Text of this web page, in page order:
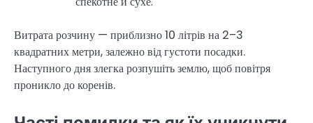
Витрата розчину — приблизно 10 літрів на 2–3
квадратних метри, залежно від густоти посадки.
Наступного дня злегка розпушіть землю, щоб повітря
проникло до коренів.